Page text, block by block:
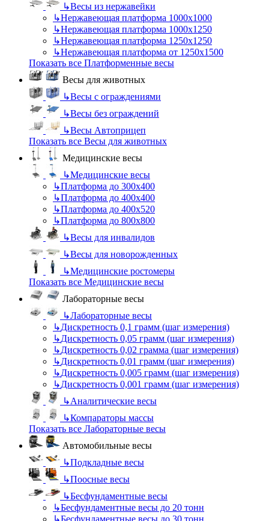
↳Весы из нержавейки
↳Нержавеющая платформа 1000х1000
↳Нержавеющая платформа 1000х1250
↳Нержавеющая платформа 1250х1250
↳Нержавеющая платформа от 1250х1500
Показать все Платформенные весы
Весы для животных
↳Весы с ограждениями
↳Весы без ограждений
↳Весы Автоприцеп
Показать все Весы для животных
Медицинские весы
↳Медицинские весы
↳Платформа до 300х400
↳Платформа до 400х400
↳Платформа до 400х520
↳Платформа до 800х800
↳Весы для инвалидов
↳Весы для новорожденных
↳Медицинские ростомеры
Показать все Медицинские весы
Лабораторные весы
↳Лабораторные весы
↳Дискретность 0,1 грамм (шаг измерения)
↳Дискретность 0,05 грамм (шаг измерения)
↳Дискретность 0,02 грамма (шаг измерения)
↳Дискретность 0,01 грамм (шаг измерения)
↳Дискретность 0,005 грамм (шаг измерения)
↳Дискретность 0,001 грамм (шаг измерения)
↳Аналитические весы
↳Компараторы массы
Показать все Лабораторные весы
Автомобильные весы
↳Подкладные весы
↳Поосные весы
↳Бесфундаментные весы
↳Бесфундаментные весы до 20 тонн
↳Бесфундаментные весы до 30 тонн